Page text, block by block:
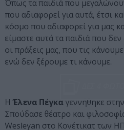
Όπως τα παιδιά που
που αδιαφορεί για αυτά, έτσι
κόσμο που αδιαφορεί για μας
είμαστε αυτά τα παιδιά που
οι πράξεις μας, που τις
ενώ δεν ξέρουμε τι κάνουμε.
Η Έλενα Πέγκαγεννήθηκε
Σπούδασε θέατρο και
Wesleyan στο Κονέτικατ των